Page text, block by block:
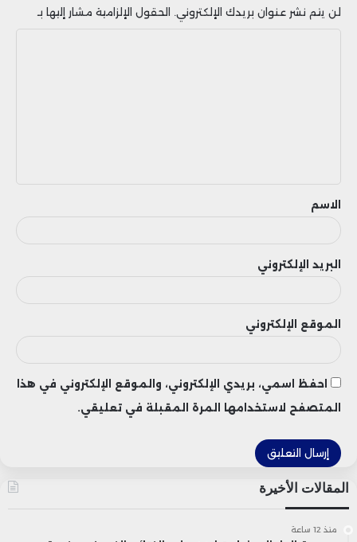
لن يتم نشر عنوان بريدك الإلكتروني. الحقول الإلزامية مشار إليها بـ
ق
الاسم
البريد الإلكتروني
الموقع الإلكتروني
احفظ اسمي، بريدي الإلكتروني، والموقع الإلكتروني في هذا
المتصفح لاستخدامها المرة المقبلة في تعليقي.
المقالات الأخيرة
منذ 12 ساعة